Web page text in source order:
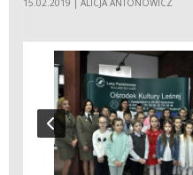
15.02.2019 | ALICJA ANTONOWICZ